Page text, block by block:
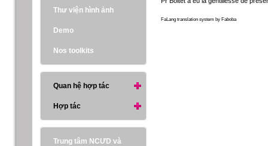
FaLang translation system by Faboba
Thư viện hình ảnh
Demo
Nos toolkits
Quan hệ hợp tác
Hợp tác
Trung tâm NCƯD và